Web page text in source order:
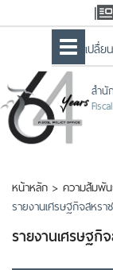
เปลื่
สำนั
หน้าหลัก > ความสัมพัน
รายงานเศรษฐกิจสหร
รายงานเศรษฐ